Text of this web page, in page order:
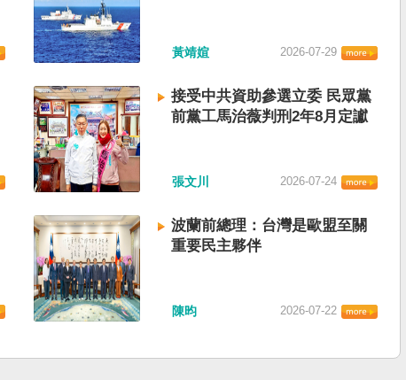
黃靖媗 2026-07-29
接受中共資助參選立委 民眾黨
前黨工馬治薇判刑2年8月定讞
張文川 2026-07-24
波蘭前總理：台灣是歐盟至關
重要民主夥伴
陳昀 2026-07-22